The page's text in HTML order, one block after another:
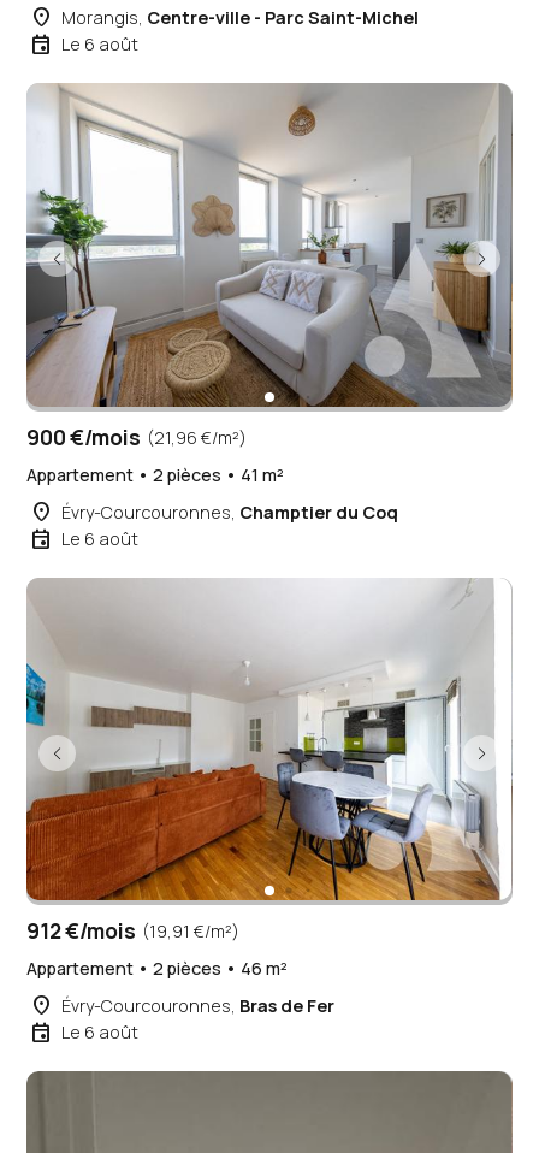
place Morangis, Centre-ville - Parc Saint-Michel
event Le 6 août
900 €/mois (21,96 €/m²)
Appartement • 2 pièces • 41 m²
place Évry-Courcouronnes, Champtier du Coq
event Le 6 août
912 €/mois (19,91 €/m²)
Appartement • 2 pièces • 46 m²
place Évry-Courcouronnes, Bras de Fer
event Le 6 août